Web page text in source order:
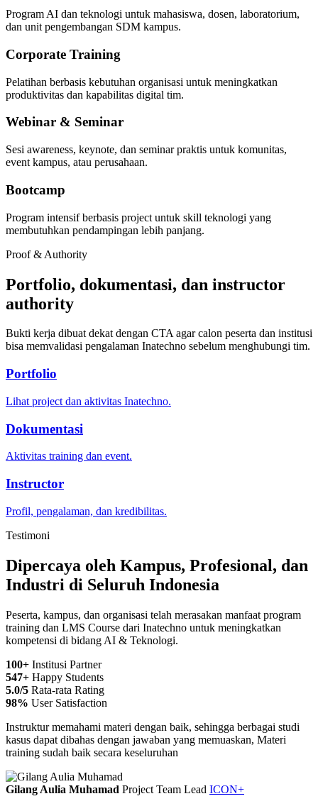
Program AI dan teknologi untuk mahasiswa, dosen, laboratorium,
dan unit pengembangan SDM kampus.
Corporate Training
Pelatihan berbasis kebutuhan organisasi untuk meningkatkan
produktivitas dan kapabilitas digital tim.
Webinar & Seminar
Sesi awareness, keynote, dan seminar praktis untuk komunitas,
event kampus, atau perusahaan.
Bootcamp
Program intensif berbasis project untuk skill teknologi yang
membutuhkan pendampingan lebih panjang.
Proof & Authority
Portfolio, dokumentasi, dan instructor
authority
Bukti kerja dibuat dekat dengan CTA agar calon peserta dan institusi
bisa memvalidasi pengalaman Inatechno sebelum menghubungi tim.
Portfolio
Lihat project dan aktivitas Inatechno.
Dokumentasi
Aktivitas training dan event.
Instructor
Profil, pengalaman, dan kredibilitas.
Testimoni
Dipercaya oleh Kampus, Profesional, dan
Industri di Seluruh Indonesia
Peserta, kampus, dan organisasi telah merasakan manfaat program
training dan LMS Course dari Inatechno untuk meningkatkan
kompetensi di bidang AI & Teknologi.
100+ Institusi Partner
547+ Happy Students
5.0/5 Rata-rata Rating
98% User Satisfaction
Instruktur memahami materi dengan baik, sehingga berbagai studi
kasus dapat dibahas dengan jawaban yang memuaskan, Materi
training sudah baik secara keseluruhan
Gilang Aulia Muhamad Project Team Lead ICON+